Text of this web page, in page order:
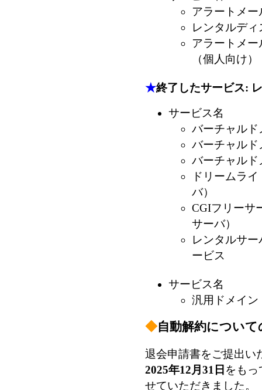
アラートメ
レンタルデ
アラートメ
（個人向け）
★終了したサービス:
サービス名
バーチャルド
バーチャル
バーチャルド
ドリームラ
バ）
CGIフリーサ
サーバ）
レンタルサ
ービス
サービス名
汎用ドメイ
◆自動解約について
退会申請書をご提出い
2025年12月31日 をも
せていただきました。